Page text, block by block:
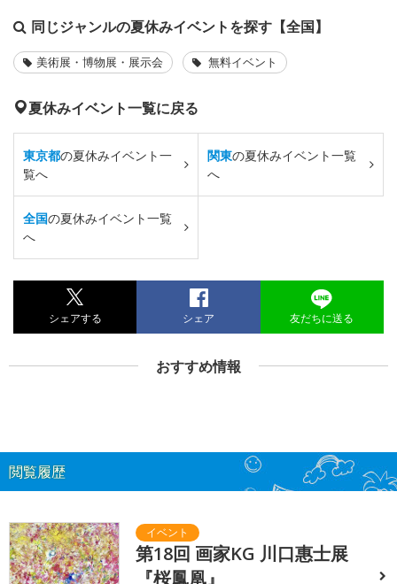
同じジャンルの夏休みイベントを探す【全国】
美術展・博物展・展示会 無料イベント
夏休みイベント一覧に戻る
東京都の夏休みイベント一
覧へ
関東の夏休みイベント一覧
へ
全国の夏休みイベント一覧
へ
シェアする シェア 友だちに送る
おすすめ情報
閲覧履歴
第18回 画家KG 川口惠士展
『桜鳳凰』